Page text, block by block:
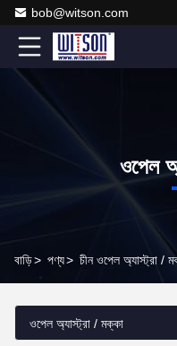
bob@witson.com
ওপেল
বাড়ি> পণ্য> চীন ওপেল অ্যাস্ট্রা /
ওপেল অ্যাস্ট্রা / মক্কা